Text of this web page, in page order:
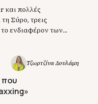
και πολλές
Σύρο, τρεις
ενδιαφέρον των
Τζωρτζίνα Δουλάμη
που